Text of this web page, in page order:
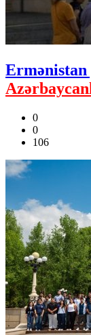
Ermənistan
0
0
106